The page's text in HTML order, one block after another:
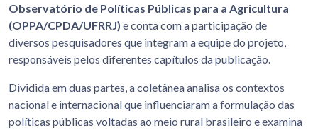
Observatório de Políticas Públicas para a Agricultura
(OPPA/CPDA/UFRRJ) e conta com a participação de
diversos pesquisadores que integram a equipe do projeto,
responsáveis pelos diferentes capítulos da publicação.
Dividida em duas partes, a coletânea analisa os contextos
nacional e internacional que influenciaram a formulação das
políticas públicas voltadas ao meio rural brasileiro e examina